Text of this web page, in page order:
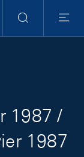
Suche
Menu
1987 /
1987